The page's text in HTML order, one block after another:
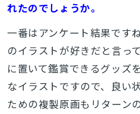
れたのでしょうか。
一番はアンケート結果です
のイラストが好きだと言っ
に置いて鑑賞できるグッズ
なイラストですので、良い
ための複製原画もリターン